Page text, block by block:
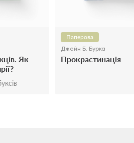
Як
Паперова
Джейн Б. Бурка
Прокрастинація